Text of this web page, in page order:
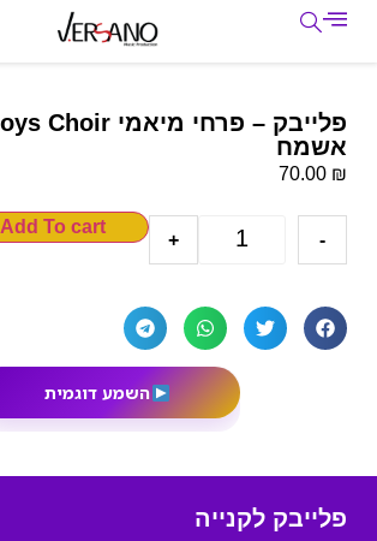
אשמח
70.00 ₪
-
+
Add To cart
השמע דוגמית
פלייבק לקנייה